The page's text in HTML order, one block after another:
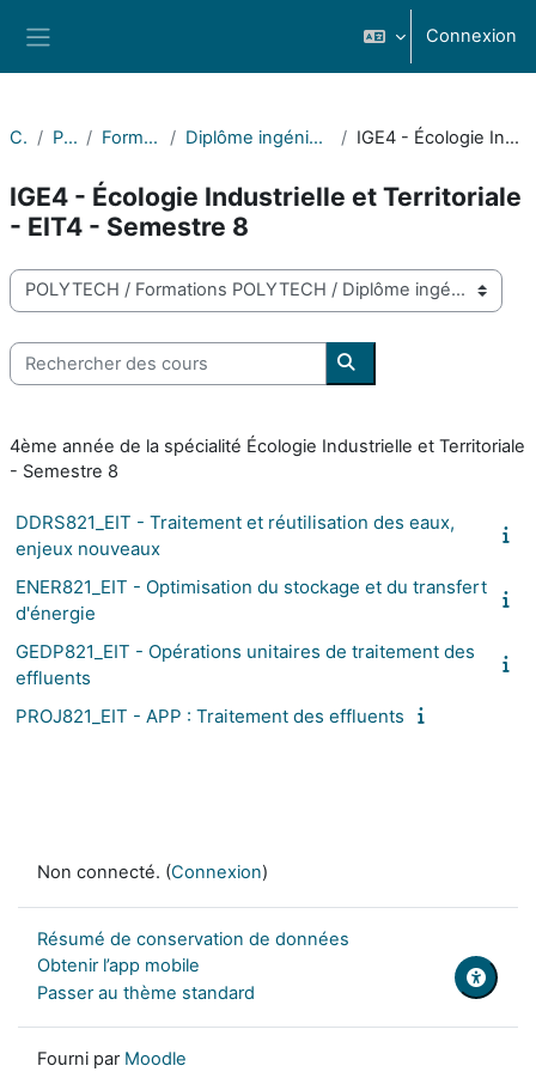
Connexion
Cours POLYTECH Formations POLYTECH Diplôme ingénieur Écologie Industrielle et Territoriale IGE4 - Écologie Industrielle et Territoriale - EIT4 - Semestre 8
IGE4 - Écologie Industrielle et Territoriale
- EIT4 - Semestre 8
Catégories de cours
Rechercher des cours
Rechercher des cours
4ème année de la spécialité Écologie Industrielle et Territoriale
- Semestre 8
DDRS821_EIT - Traitement et réutilisation des eaux,
enjeux nouveaux
ENER821_EIT - Optimisation du stockage et du transfert
d'énergie
GEDP821_EIT - Opérations unitaires de traitement des
effluents
PROJ821_EIT - APP : Traitement des effluents
Non connecté. (Connexion)
Résumé de conservation de données
Obtenir l’app mobile
Passer au thème standard
Fourni par Moodle